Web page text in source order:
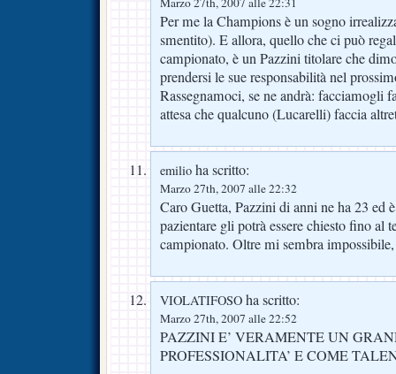
Per me la Champions è un sogno
smentito). E allora, quello che ci può
campionato, è un Pazzini titolare che
prendersi le sue responsabilità nel
Rassegnamoci, se ne andrà: facciamogli
attesa che qualcuno (Lucarelli) faccia
emilio ha scritto:
Marzo 27th, 2007 alle 22:32
Caro Guetta, Pazzini di anni ne ha 23 ed
pazientare gli potrà essere chiesto fino al
campionato. Oltre mi sembra
VIOLATIFOSO ha scritto:
Marzo 27th, 2007 alle 22:52
PAZZINI E’ VERAMENTE UN
PROFESSIONALITA’ E COME